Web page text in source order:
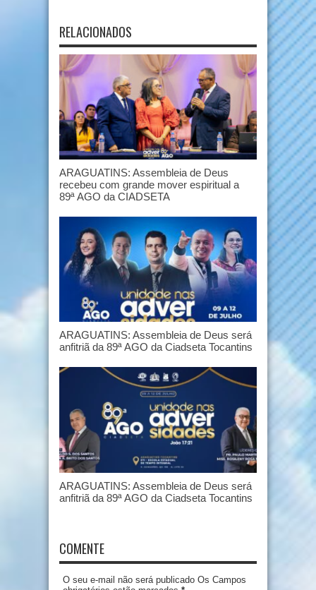
RELACIONADOS
ARAGUATINS: Assembleia de Deus
recebeu com grande mover espiritual a
89ª AGO da CIADSETA
ARAGUATINS: Assembleia de Deus será
anfitriã da 89ª AGO da Ciadseta Tocantins
ARAGUATINS: Assembleia de Deus será
anfitriã da 89ª AGO da Ciadseta Tocantins
COMENTE
O seu e-mail não será publicado Os Campos